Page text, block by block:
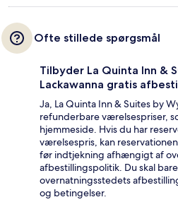
Ofte stillede spørgsmål
Tilbyder La Quinta Inn &
Lackawanna gratis
Ja, La Quinta Inn & Suites by
refunderbare værelsespriser,
hjemmeside. Hvis du har
værelsespris, kan
før indtjekning afhængigt af
afbestillingspolitik. Du skal
overnatningsstedets
og betingelser.